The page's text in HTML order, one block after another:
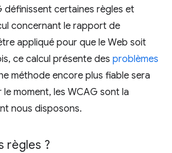
définissent certaines règles et
concernant le rapport de
appliqué pour que le Web soit
ce calcul présente des problèmes
méthode encore plus fiable sera
moment, les WCAG sont la
nous disposons.
règles ?